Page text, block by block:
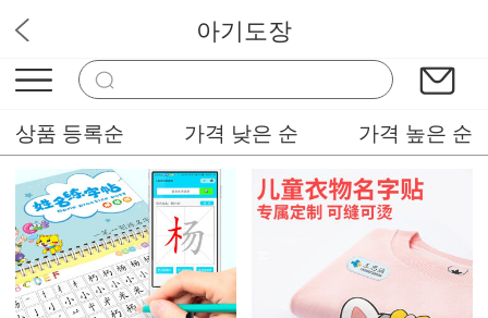
도장의 천국
아기도장
상품 등록순 가격 낮은 순 가격 높은 순